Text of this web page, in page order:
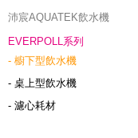
沛宸AQUATEK飲水機
EVERPOLL系列
- 櫥下型飲水機
- 桌上型飲水機
- 濾心耗材